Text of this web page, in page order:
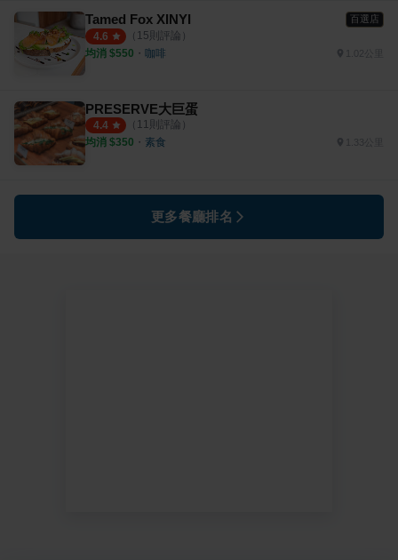
Tamed Fox XINYI 百選店
4.6 （ 15則評論）
均消 $550 ・ 咖啡
PRESERVE大巨蛋
4.4 （ 11 則評論）
均消 $350 ・ 素食
更多餐廳排名